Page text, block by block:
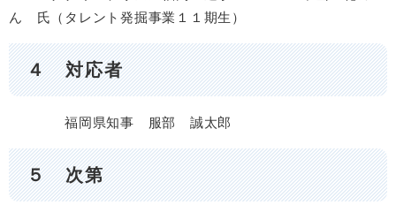
ん 氏（タレント発掘事業１１期生）
４ 対応者​
福岡県知事 服部 誠太郎
５ 次第​